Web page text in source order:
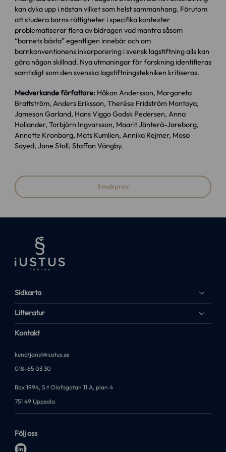
kan dyka upp i nästan vilket som helst sammanhang. Förutom
att studera barns rättigheter i specifika kontexter
problematiserar flera av bidragen vad mantra såsom
“barnets bästa” egentligen innebär och om
barnkonventionens inkorporering i svensk lagstiftning alls kan
göra någon skillnad. Nya utmaningar för forskning identifieras
samtidigt som den svenska lagstiftningstekniken kritiseras.
Medverkande författare: Håkan Andersson, Margareta
Brattström, Anders Eriksson, Therése Fridström Montoya,
Jameson Garland, Hans Viggo Godsk Pedersen, Anna
Hollander, Torbjörn Ingvarsson, Maarit Jänterä-Jareborg,
Annette Kronborg, Mats Kumlien, Annika Rejmer, Mosa
Sayed, Jane Stoll, Staffan Vängby.
Smakprov
Sidkarta
Litteratur
Kontakt
kundtjanst@iustus.se
018-65 03 30
Box 1994, S:t Olofsgatan 11 A, plan 4
751 49 Uppsala
Följ oss